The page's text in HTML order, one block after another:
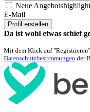
Neue
E-Mail
Profil erstellen
Da ist wohl etwas schief
Mit dem Klick auf
Datenschutzbestimmungen der